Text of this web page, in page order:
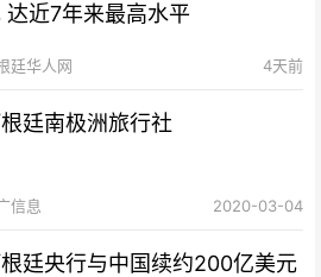
达近7年来最高水平
廷华人网 4天前
廷南极洲旅行社
信息 2020-03-04
廷央行与中国续约200亿美元